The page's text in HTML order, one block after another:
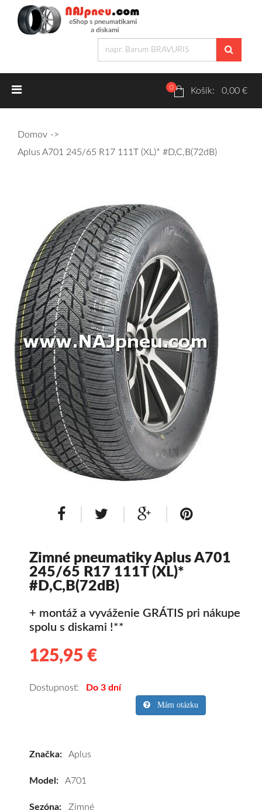
Letné pneumatiky
Osobné/crossover + malé úžitkové
SUV/crossover + OFFRoad-ové
Dodávkové + malé úžitkové
Celoročné pneumatiky
Osobné/crossover + malé úžitkové
SUV/crossover + OFFRoad-ové
Dodávkové + malé úžitkové
Disky
Hliníkové / ALU disky / Elektróny
Puklice na kolesá Kontakt Blog
0 Košík: 0,00 €
Domov
Aplus A701 245/65 R17 111T (XL)* #D,C,B(72dB)
Zimné pneumatiky Aplus A701
245/65 R17 111T (XL)*
#D,C,B(72dB)
+ montáž a vyváženie GRÁTIS pri nákupe
spolu s diskami !**
125,95 €
pneumatiky
SUV/crossover
Dostupnosť: Do 3 dní
Mám otázku
Značka: Aplus
Model: A701
Sezóna: Zimné